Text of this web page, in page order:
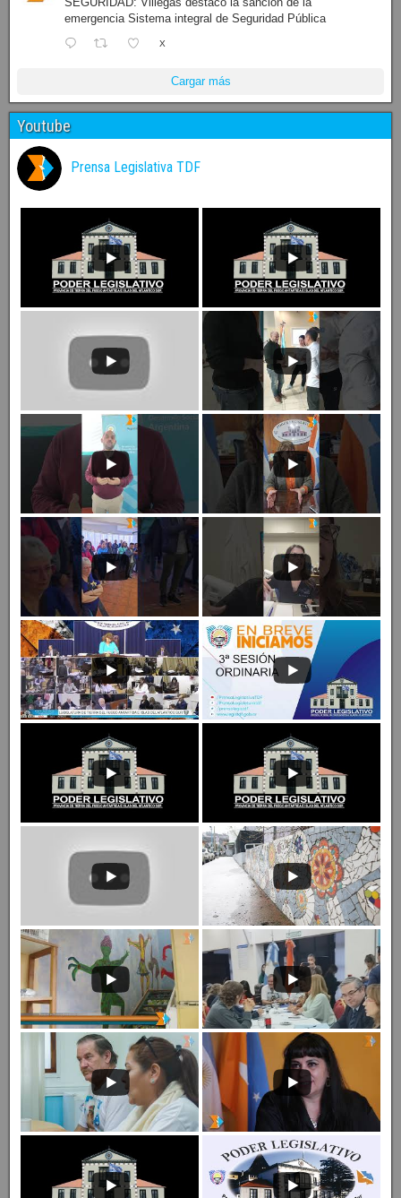
emergencia Sistema integral de Seguridad Pública
X
Cargar más
Youtube
Prensa Legislativa TDF